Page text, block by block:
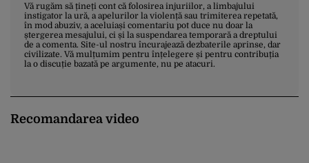
Vă rugăm să țineți cont că folosirea injuriilor, a limbajului
instigator la ură, a apelurilor la violență sau trimiterea repetată,
în mod abuziv, a aceluiași comentariu pot duce nu doar la
ștergerea mesajului, ci și la suspendarea temporară a dreptului
de a comenta. Site-ul nostru încurajează dezbaterile aprinse, dar
civilizate. Vă mulțumim pentru înțelegere și pentru contribuția
la o discuție bazată pe argumente, nu pe atacuri.
Recomandarea video